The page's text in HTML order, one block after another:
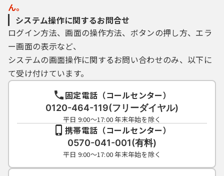
ん。
システム操作に関するお問合せ
ログイン方法、画面の操作方法、ボタンの押し方、エラ
ー画面の表示など、
システムの画面操作に関するお問い合わせのみ、以下に
て受け付けています。
固定電話（コールセンター）
0120-464-119(フリーダイヤル)
平日 9:00～17:00 年末年始を除く
携帯電話（コールセンター）
0570-041-001(有料)
平日 9:00～17:00 年末年始を除く